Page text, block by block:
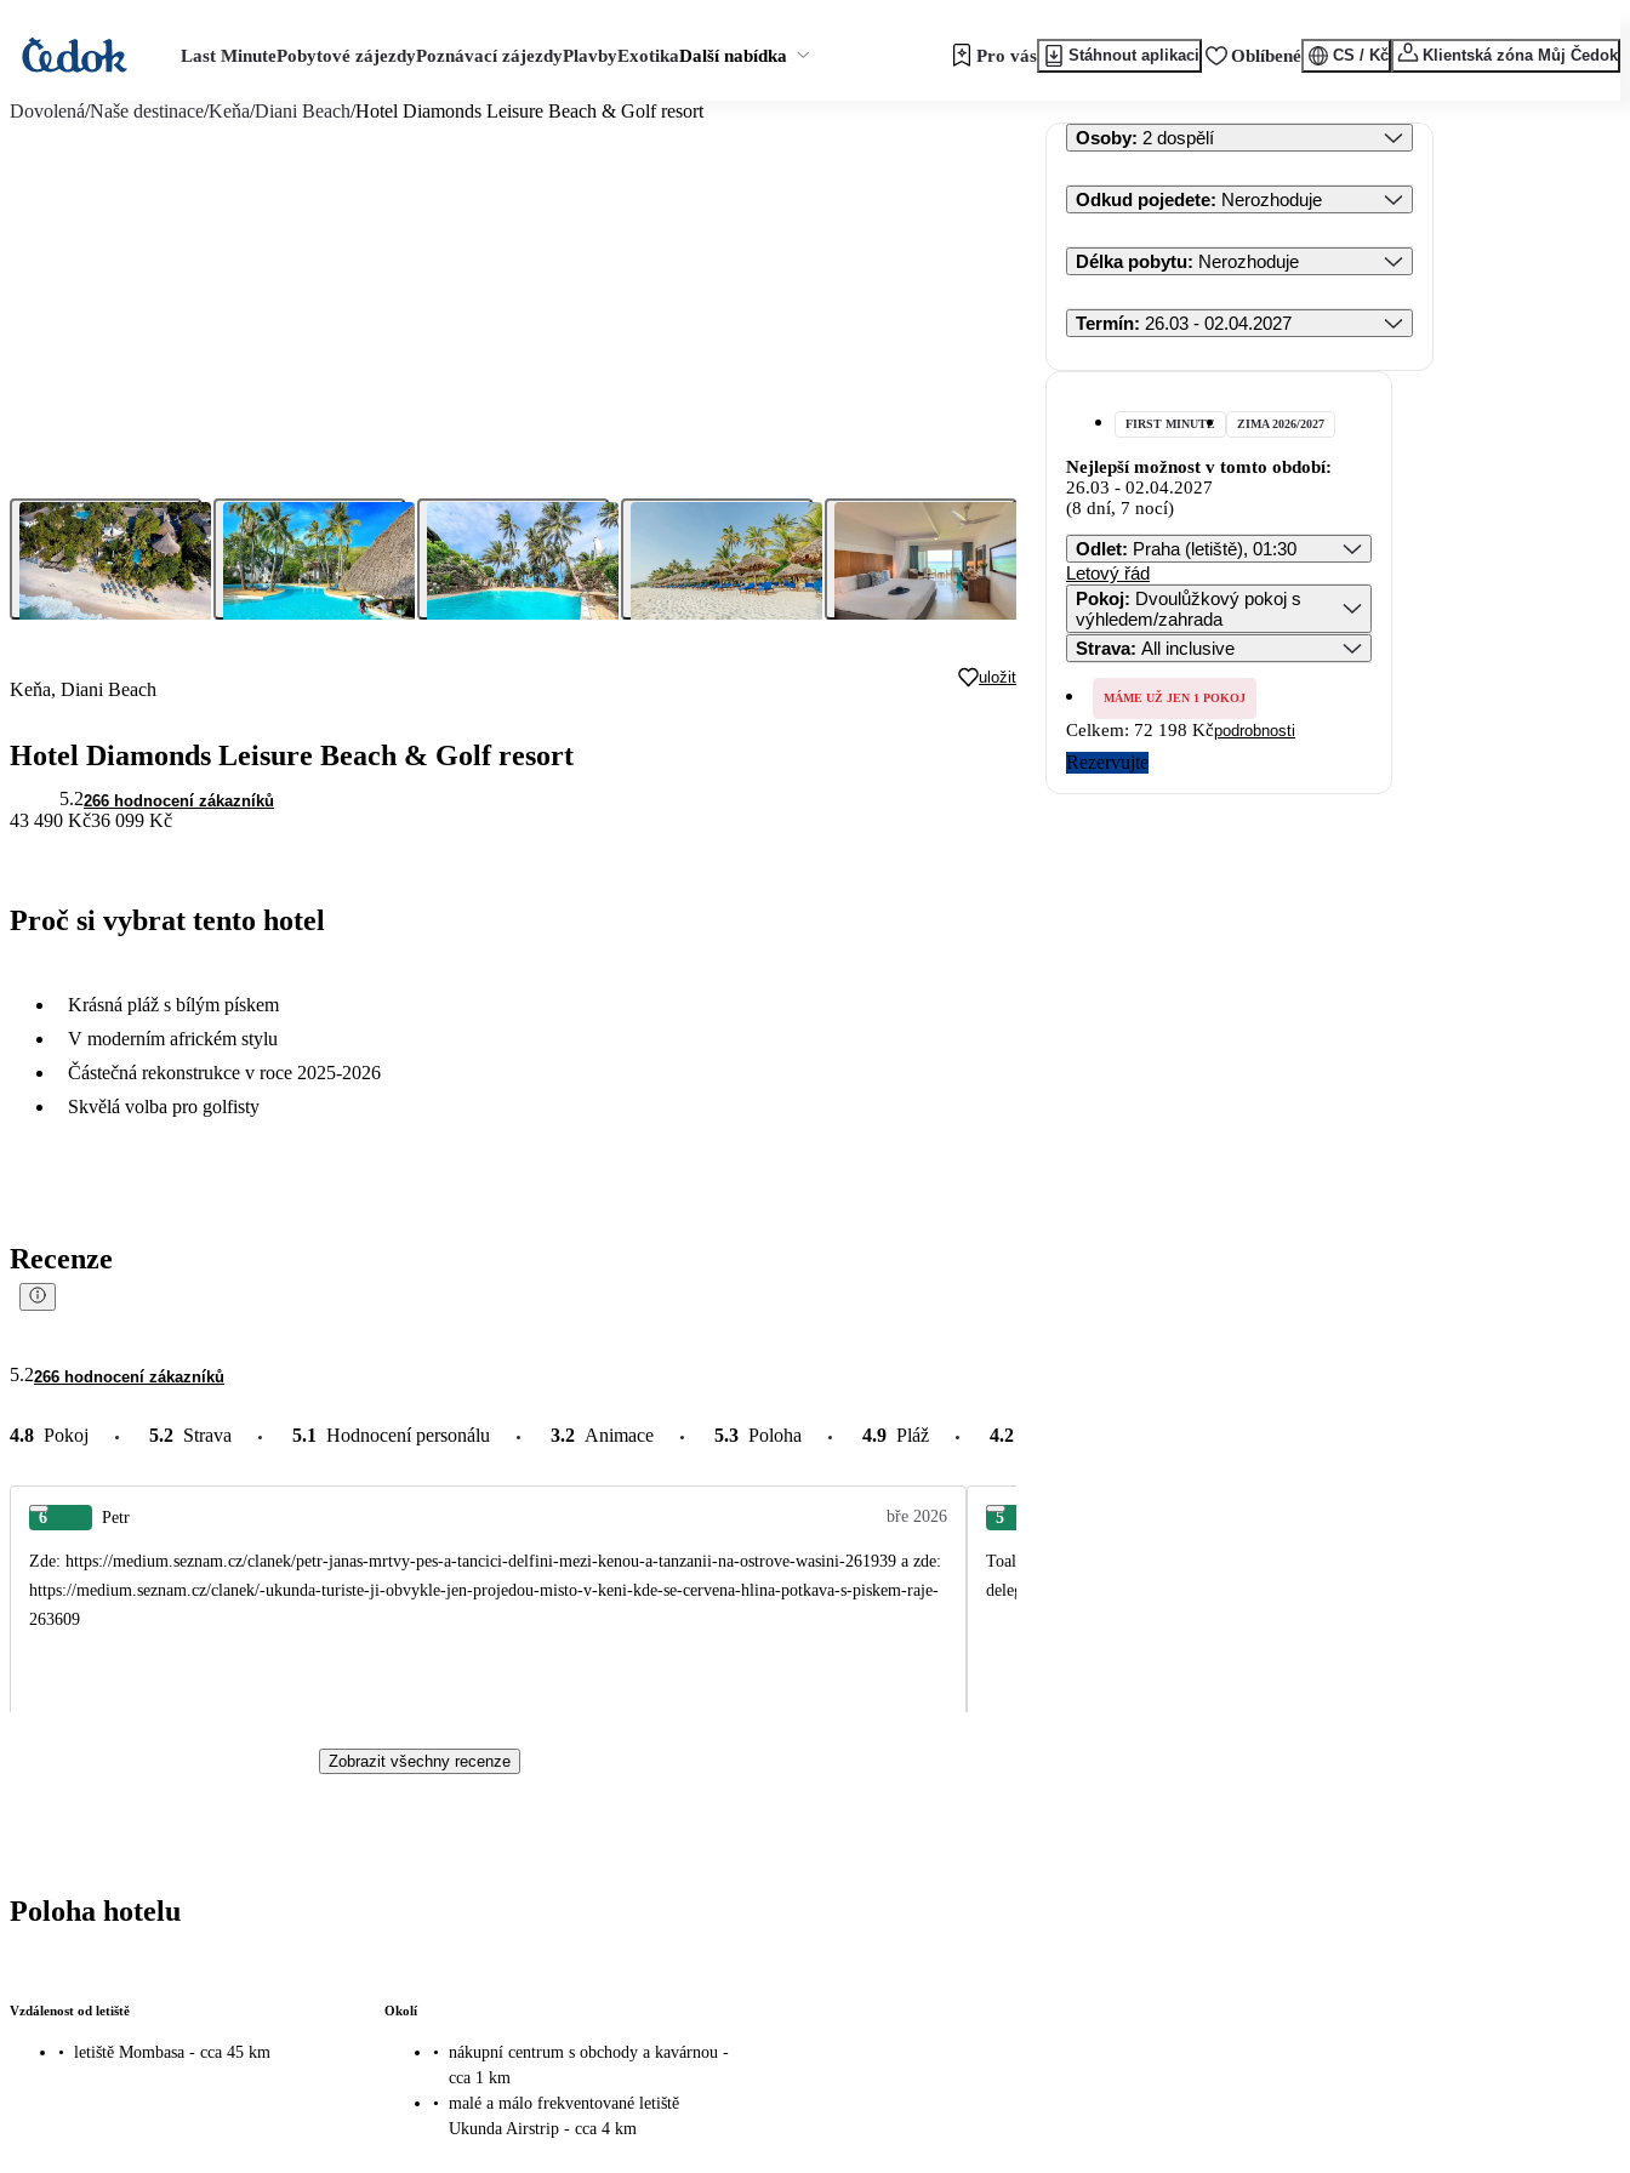
Last MinutePobytové zájezdyPoznávací zájezdyPlavbyExotikaDalší nabídka Pro vás Stáhnout aplikaci Oblíbené CS / Kč Klientská zóna Můj Čedok
Dovolená/Naše destinace/Keňa/Diani Beach/Hotel Diamonds Leisure Beach & Golf resort
Keňa, Diani Beach
uložit
Hotel Diamonds Leisure Beach & Golf resort
5.2266 hodnocení zákazníků
43 490 Kč36 099 Kč
Proč si vybrat tento hotel
Krásná pláž s bílým pískem
V moderním africkém stylu
Částečná rekonstrukce v roce 2025-2026
Skvělá volba pro golfisty
Recenze
5.2266 hodnocení zákazníků
4.8 Pokoj 5.2 Strava 5.1 Hodnocení personálu 3.2 Animace 5.3 Poloha 4.9 Pláž 4.2
6 Petr bře 2026
Zde: https://medium.seznam.cz/clanek/petr-janas-mrtvy-pes-a-tancici-delfini-mezi-kenou-a-tanzanii-na-ostrove-wasini-261939 a zde:
https://medium.seznam.cz/clanek/-ukunda-turiste-ji-obvykle-jen-projedou-misto-v-keni-kde-se-cervena-hlina-potkava-s-piskem-raje-
263609
5
Toaleta a koupelna na hotelu nedopovídala požadavkům 5 hvězdiček .... Jinak velká
delegát i při cestě zpět na letišti - cekali jsme tam asi 1 hodinu, nikdo nic nevěděl,
Zobrazit všechny recenze
Poloha hotelu
Vzdálenost od letiště
• letiště Mombasa - cca 45 km
Okolí
• nákupní centrum s obchody a kavárnou -
cca 1 km
• malé a málo frekventované letiště
Ukunda Airstrip - cca 4 km
Osoby: 2 dospělí
Odkud pojedete: Nerozhoduje
Délka pobytu: Nerozhoduje
Termín: 26.03 - 02.04.2027
FIRST MINUTE ZIMA 2026/2027
Nejlepší možnost v tomto období:
26.03 - 02.04.2027
(8 dní, 7 nocí)
Odlet: Praha (letiště), 01:30
Letový řád
Pokoj: Dvoulůžkový pokoj s
výhledem/zahrada
Strava: All inclusive
MÁME UŽ JEN 1 POKOJ
Celkem: 72 198 Kčpodrobnosti
Rezervujte